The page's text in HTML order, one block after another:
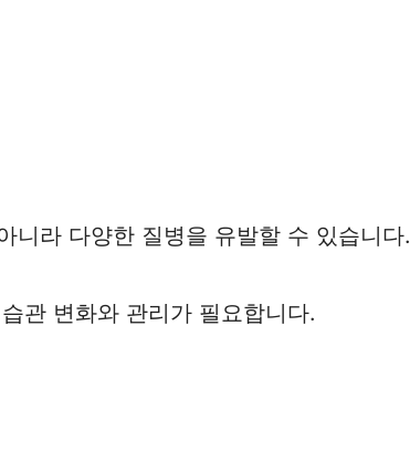
니라 다양한 질병을 유발할 수 있습니다.
관 변화와 관리가 필요합니다.